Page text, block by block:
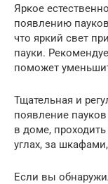
Яркое
появлению
что яркий свет
пауки.
поможет
Тщательная и
появление
в доме,
углах, за
Если вы